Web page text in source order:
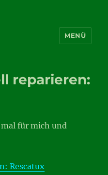
MENÜ
reparieren:
für mich und
Rescatux